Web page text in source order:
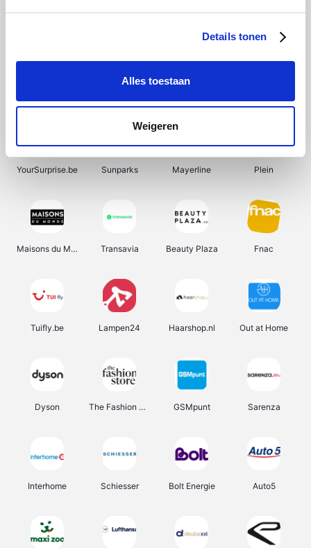
Details tonen
Alles toestaan
Weigeren
Shein Bergfreunde SupraBazar Smartwatchbanden
YourSurprise.be Sunparks Mayerline Plein
Maisons du Monde Transavia Beauty Plaza Fnac
Tuifly.be Lampen24 Haarshop.nl Out at Home
Dyson The Fashion Store GSMpunt Sarenza
Interhome Schiesser Bolt Energie Auto5